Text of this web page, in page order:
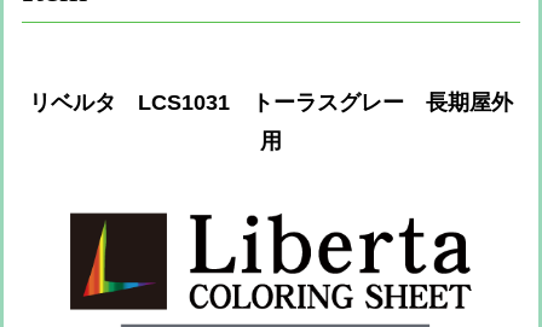
リベルタ LCS1031 トーラスグレー 長期屋外
用